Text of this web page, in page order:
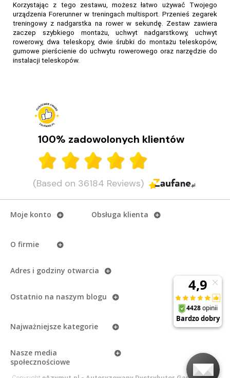
Korzystając z tego zestawu, możesz łatwo używać Twojego
urządzenia Forerunner w treningach multisport. Przenieś zegarek
treningowy z nadgarstka na rower w sekundę. Zestaw zawiera
zaczep szybkiego montażu, uchwyt nadgarstkowy, uchwyt
rowerowy, dwa teleskopy, dwie śrubki do montażu teleskopów,
gumowe pierścienie do uchwytu rowerowego oraz narzędzie do
instalacji teleskopów.
100% zadowolonych klientów
(Based on 36184 Reviews)
Moje konto
O firmie
Obsługa klienta
Adres i godziny otwarcia
Ostatnio na naszym blogu
Najważniejsze kategorie
Nasze media
społecznościowe